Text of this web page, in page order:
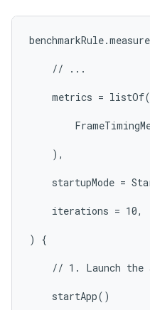
    // ...
    metrics = listOf(
    ),
startupMode =
    iterations = 10,
) {
// 1. Launch the
    startApp()